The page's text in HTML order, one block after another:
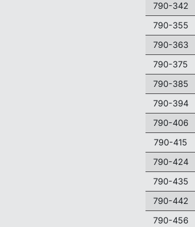
790-342
790-355
790-363
790-375
790-385
790-394
790-406
790-415
790-424
790-435
790-442
790-456